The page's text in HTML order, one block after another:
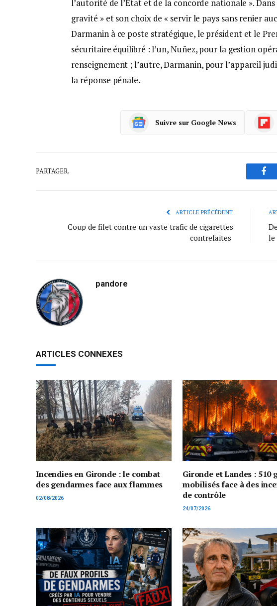
l’autorité de l’État et de la concorde nationale ».
gravité » et son choix de « servir le pays sans renier
Darmanin à ce poste stratégique, le président et le
sécuritaire équilibré : l’un, Nuñez, pour la gestion
renseignement ; l’autre, Darmanin, pour l’appareil
la réponse pénale.
Suivre sur Google News
PARTAGER.
ARTICLE PRÉCÉDENT
Coup de filet contre un vaste trafic de cigarettes
contrefaites
le
pandore
ARTICLES CONNEXES
Incendies en Gironde : le combat
des gendarmes face aux flammes
02/08/2026
Gironde et Landes : 510
mobilisés face à des
de contrôle
24/07/2026